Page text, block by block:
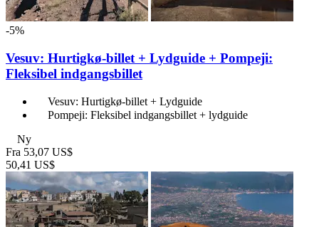
-5%
Vesuv: Hurtigkø-billet + Lydguide + Pompeji:
Fleksibel indgangsbillet
Vesuv: Hurtigkø-billet + Lydguide
Pompeji: Fleksibel indgangsbillet + lydguide
Ny
Fra 53,07 US$
50,41 US$